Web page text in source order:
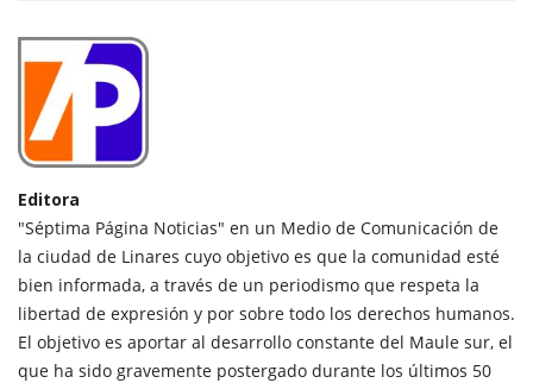
Editora
"Séptima Página Noticias" en un Medio de Comunicación de
la ciudad de Linares cuyo objetivo es que la comunidad esté
bien informada, a través de un periodismo que respeta la
libertad de expresión y por sobre todo los derechos humanos.
El objetivo es aportar al desarrollo constante del Maule sur, el
que ha sido gravemente postergado durante los últimos 50